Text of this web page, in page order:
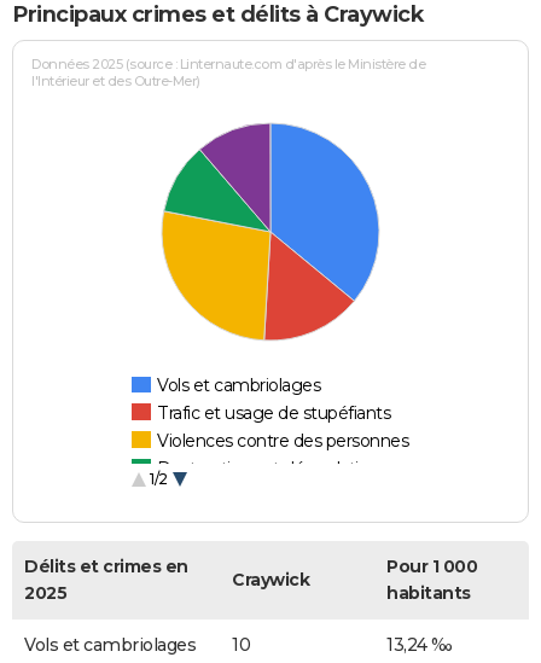
Principaux crimes et délits à Craywick
Données 2025 (source : Linternaute.com d'après le Ministère de
l'Intérieur et des Outre-Mer)
Vols et cambriolages
Trafic et usage de stupéfiants
Violences contre des personnes
Destructions et dégradations
1/2
Délits et crimes en
2025
Craywick
Pour 1 000
habitants
Vols et cambriolages 10 13,24 ‰